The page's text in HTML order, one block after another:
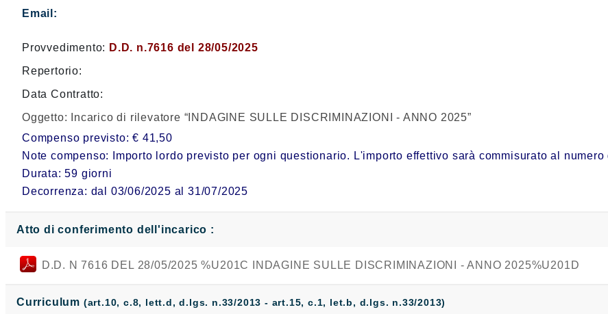
Email:
Provvedimento: D.D. n.7616 del 28/05/2025
Repertorio:
Data Contratto:
Oggetto:
Incarico di rilevatore “INDAGINE SULLE DISCRIMINAZIONI - ANNO 2025”
Compenso previsto: € 41,50
Note compenso: Importo lordo previsto per ogni questionario. L'importo effettivo sarà commisurato al
Durata: 59 giorni
Decorrenza: dal 03/06/2025 al 31/07/2025
Atto di conferimento dell'incarico :
D.D. N 7616 DEL 28/05/2025 %U201C INDAGINE SULLE DISCRIMINAZIONI - ANNO 2025%U201D
Curriculum (art.10, c.8, lett.d, d.lgs. n.33/2013 - art.15, c.1, let.b, d.lgs. n.33/2013)